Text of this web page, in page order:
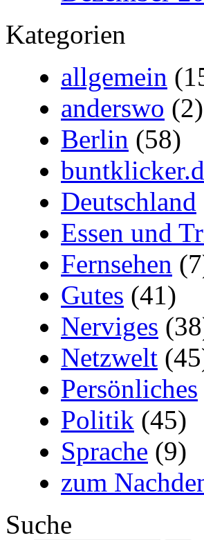
Kategorien
allgemein
anderswo (2)
Berlin (58)
Deutschland
Essen und
Fernsehen
Gutes (41)
Nerviges
Netzwelt
Persönliches
Politik (45)
Sprache (9)
zum
Suche